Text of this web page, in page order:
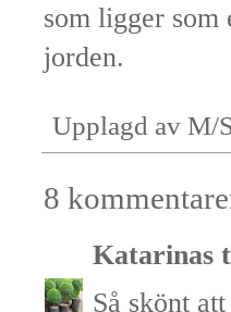
som ligger
jorden.
Upplagd av M/
8
Katarinas
Så skönt